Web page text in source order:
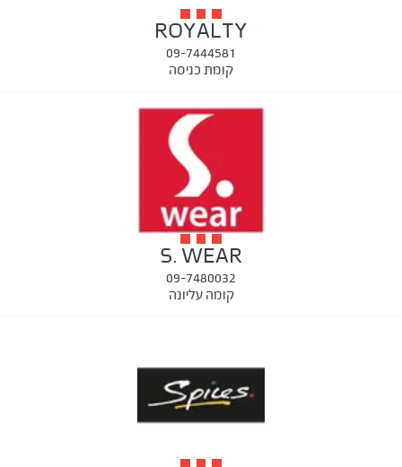
ROYALTY
09-7444581
קומת כניסה
S. WEAR
09-7480032
קומה עליונה